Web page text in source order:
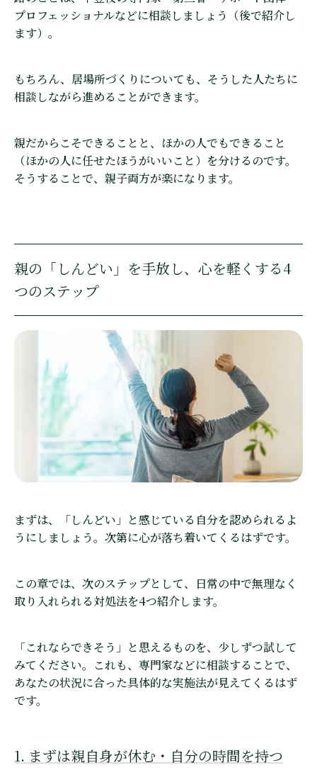
プロフェッショナルなどに相談しましょう（後で紹介し
ます）。
もちろん、居場所づくりについても、そうした人たちに
相談しながら進めることができます。
親だからこそできることと、ほかの人でもできること
（ほかの人に任せたほうがいいこと）を分けるのです。
そうすることで、親子両方が楽になります。
親の「しんどい」を手放し、心を軽くする4
つのステップ
まずは、「しんどい」と感じている自分を認められるよ
うにしましょう。次第に心が落ち着いてくるはずです。
この章では、次のステップとして、日常の中で無理なく
取り入れられる対処法を4つ紹介します。
「これならできそう」と思えるものを、少しずつ試して
みてください。これも、専門家などに相談することで、
あなたの状況に合った具体的な実施法が見えてくるはず
です。
1. まずは親自身が休む・自分の時間を持つ